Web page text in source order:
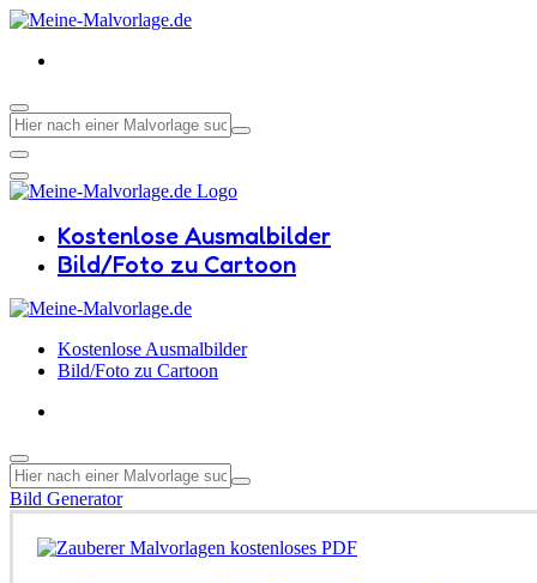
Kostenlose Ausmalbilder
Bild/Foto zu Cartoon
Kostenlose Ausmalbilder
Bild/Foto zu Cartoon
Bild Generator